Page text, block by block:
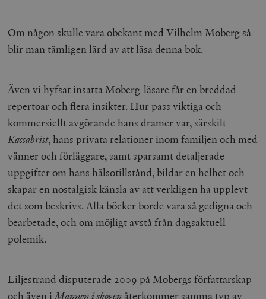
Om någon skulle vara obekant med Vilhelm Moberg så
blir man tämligen lärd av att läsa denna bok.
Även vi hyfsat insatta Moberg-läsare får en breddad
repertoar och flera insikter. Hur pass viktiga och
kommersiellt avgörande hans dramer var, särskilt
Kassabrist, hans privata relationer inom familjen och med
vänner och förläggare, samt sparsamt detaljerade
uppgifter om hans hälsotillstånd, bildar en helhet och
skapar en nostalgisk känsla av att verkligen ha upplevt
det som beskrivs. Alla böcker borde vara så gedigna och
bearbetade, och om möjligt avstå från dagsaktuell
polemik.
Liljestrand disputerade 2009 på Mobergs författarskap
och även i Mannen i skogen återkommer samma typ av